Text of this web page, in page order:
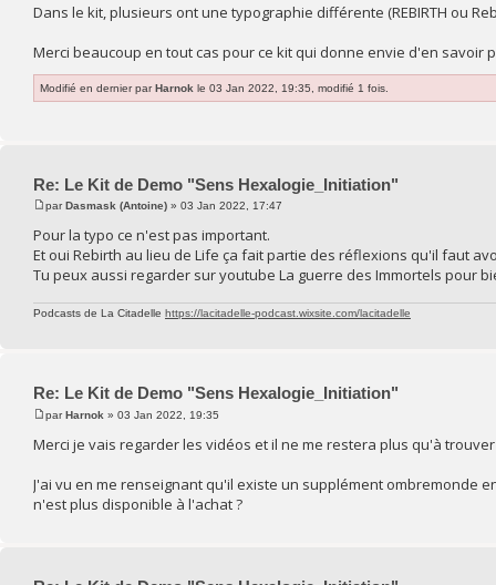
Dans le kit, plusieurs ont une typographie différente (REBIRTH ou
Merci beaucoup en tout cas pour ce kit qui donne envie d'en savoir
Modifié en dernier parHarnok le 03 Jan 2022, 19:35, modifié 1 fois.
Re: Le Kit de Demo "Sens Hexalogie_Initiation"
parDasmask (Antoine) » 03 Jan 2022, 17:47
Pour la typo ce n'est pas important.
Et oui Rebirth au lieu de Life ça fait partie des réflexions qu'il faut
Tu peux aussi regarder sur youtube La guerre des Immortels pour
Podcasts de La Citadelle https://lacitadelle-podcast.wixsite.com/lacitadelle
Re: Le Kit de Demo "Sens Hexalogie_Initiation"
parHarnok » 03 Jan 2022, 19:35
Merci je vais regarder les vidéos et il ne me restera plus qu'à
J'ai vu en me renseignant qu'il existe un supplément ombremonde
n'est plus disponible à l'achat ?